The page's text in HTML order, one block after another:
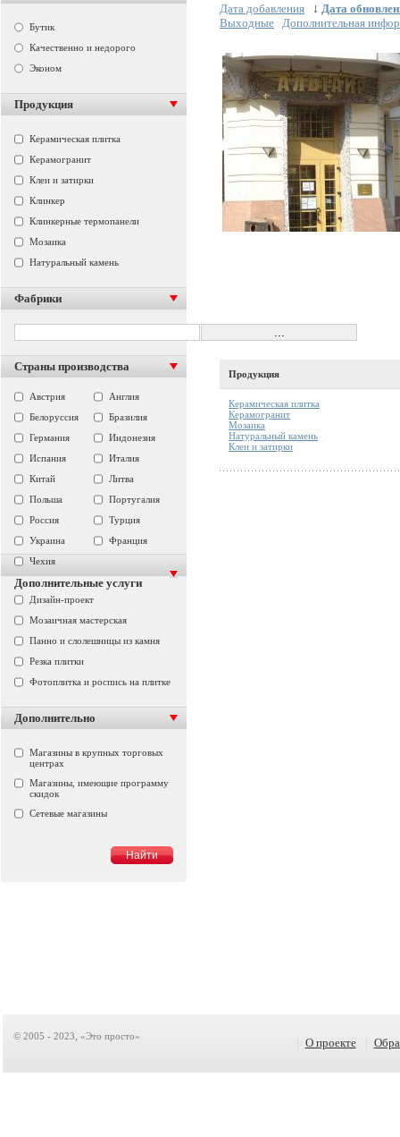
Дата добавления ↓ Дата
Выходные
Дополнительная
Продукция
Керамическая плитка
Керамогранит
Мозаика
Натуральный камень
Клеи и затирки
Бутик
Качественно и недорого
Эконом
Продукция
Керамическая плитка
Керамогранит
Клеи и затирки
Клинкер
Клинкерные термопанели
Мозаика
Натуральный камень
Фабрики
Страны производства
Австрия
Англия
Белоруссия
Бразилия
Германия
Индонезия
Испания
Италия
Китай
Литва
Польша
Португалия
Россия
Турция
Украина
Франция
Чехия
Дополнительные услуги
Дизайн-проект
Мозаичная мастерская
Панно и слолешницы из камня
Резка плитки
Фотоплитка и роспись на плитке
Дополнительно
Магазины в крупных торговых
центрах
Магазины, имеющие программу
скидок
Сетевые магазины
© 2005 - 2023, «Это просто» О проекте